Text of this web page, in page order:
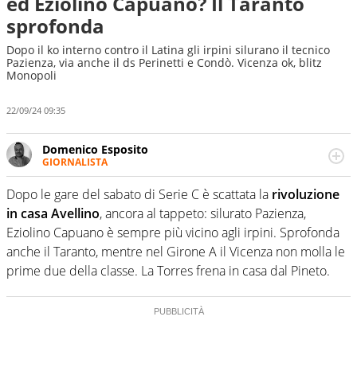
sprofonda
Dopo il ko interno contro il Latina gli irpini silurano il tecnico
Pazienza, via anche il ds Perinetti e Condò. Vicenza ok, blitz
Monopoli
22/09/24 09:35
Domenico Esposito
GIORNALISTA
Da vent’anni in campo e sul campo per vivere ogni evento
in tutte le sue sfaccettature. Passione smisurata per il
calcio e per la sfera di cuoio. Il pallone è una cosa
serissima, guai a dirgli di no
Dopo le gare del sabato di Serie C è scattata la rivoluzione
in casa Avellino, ancora al tappeto: silurato Pazienza,
Eziolino Capuano è sempre più vicino agli irpini. Sprofonda
anche il Taranto, mentre nel Girone A il Vicenza non molla le
prime due della classe. La Torres frena in casa dal Pineto.